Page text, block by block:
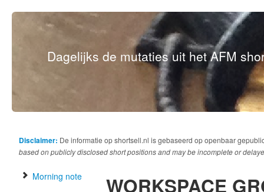
Dagelijks de mutaties uit het AFM
Disclaimer: De informatie op shortsell.nl is gebaseerd op openbaar
based on publicly disclosed short positions and may be incomplete or
Morning note WORKSPACE